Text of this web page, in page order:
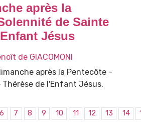
après la
de Sainte
Jésus
de GIACOMONI
après la Pentecôte -
de l'Enfant Jésus.
6 7 8 9 10 11 12 13 14